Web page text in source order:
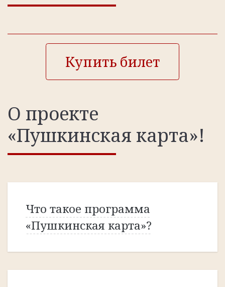
Купить билет
О проекте
«Пушкинская карта»!
Что такое программа
«Пушкинская карта»?